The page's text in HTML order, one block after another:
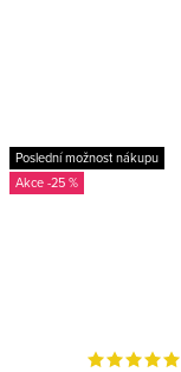
Poslední možnost nákupu
-25 %